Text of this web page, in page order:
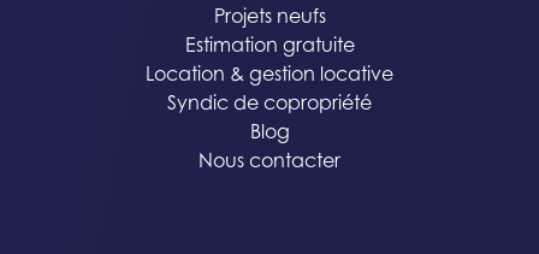
Projets neufs
Estimation gratuite
Location & gestion locative
Syndic de copropriété
Blog
Nous contacter